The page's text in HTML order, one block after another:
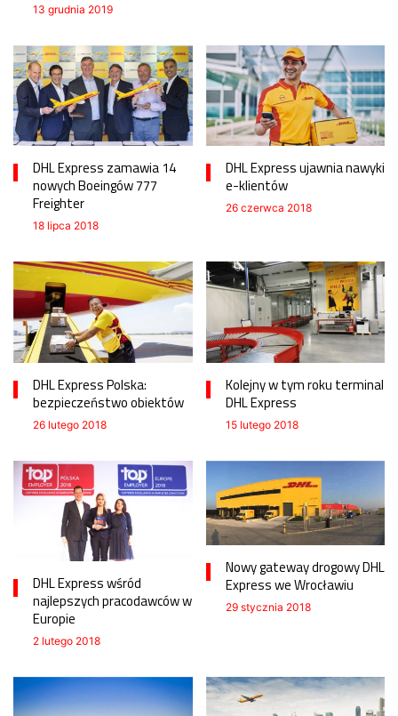
13 grudnia 2019
DHL Express zamawia 14
nowych Boeingów 777
Freighter
18 lipca 2018
DHL Express ujawnia nawyki
e-klientów
26 czerwca 2018
DHL Express Polska:
bezpieczeństwo obiektów
26 lutego 2018
Kolejny w tym roku terminal
DHL Express
15 lutego 2018
DHL Express wśród
najlepszych pracodawców w
Europie
2 lutego 2018
Nowy gateway drogowy DHL
Express we Wrocławiu
29 stycznia 2018